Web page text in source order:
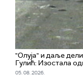
"Олуја" и даље
Гулић: Изостала
05. 08. 2026.